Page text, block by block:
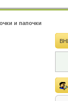
и папочки